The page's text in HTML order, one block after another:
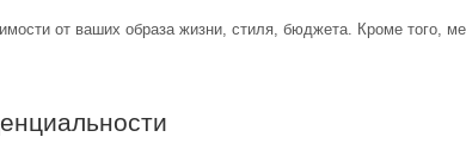
от ваших образа жизни, стиля, бюджета. Кроме того,